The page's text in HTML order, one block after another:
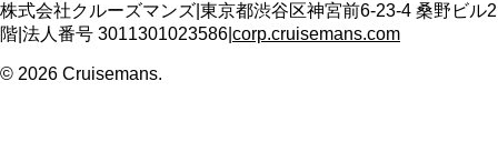
株式会社クルーズマンズ 東京都渋谷区神宮前6-23-4 桑野ビル2
階 法人番号 3011301023586 corp.cruisemans.com
© 2026 Cruisemans.